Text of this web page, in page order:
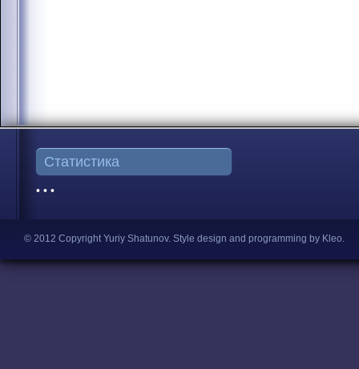
Статистика
• • •
© 2012 Copyright Yuriy Shatunov. Style design and programming by Kleo.